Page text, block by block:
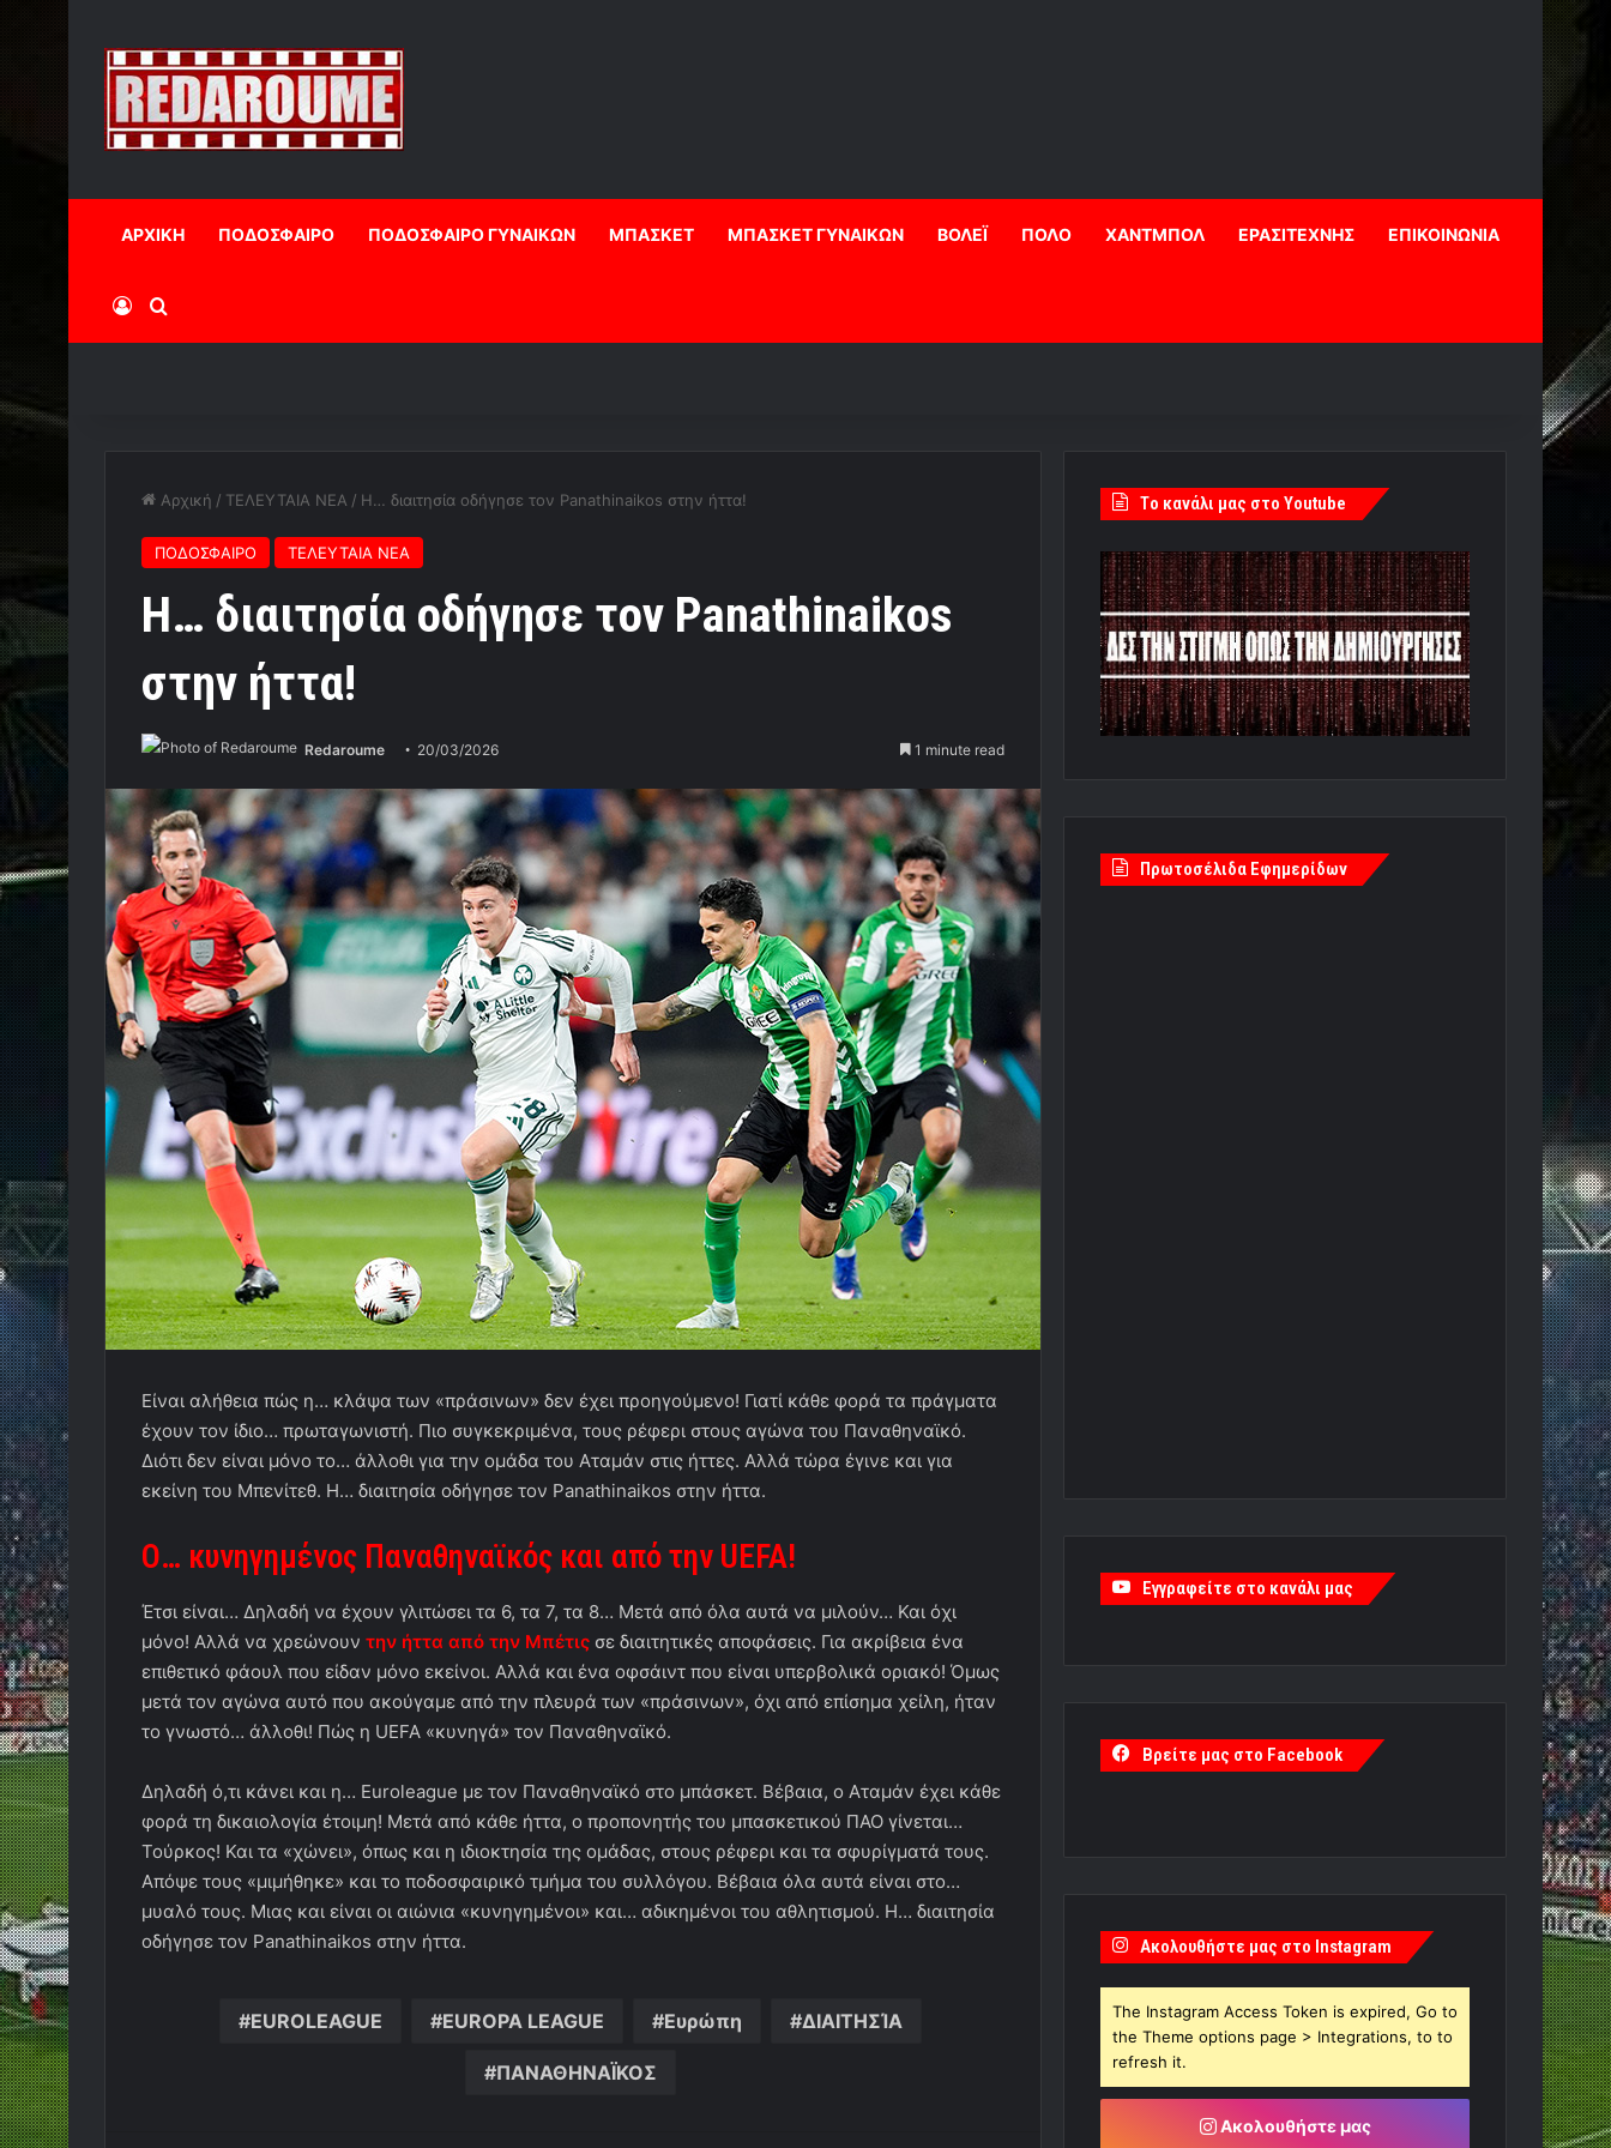
ΑΡΧΙΚΗ ΠΟΔΟΣΦΑΙΡΟ ΠΟΔΟΣΦΑΙΡΟ ΓΥΝΑΙΚΩΝ ΜΠΑΣΚΕΤ ΜΠΑΣΚΕΤ ΓΥΝΑΙΚΩΝ ΒΟΛΕΪ ΠΟΛΟ ΧΑΝΤΜΠΟΛ ΕΡΑΣΙΤΕΧΝΗΣ ΕΠΙΚΟΙΝΩΝΙΑ
Log InΑναζήτηση
Αρχική / ΤΕΛΕΥΤΑΙΑ ΝΕΑ / Η… διαιτησία οδήγησε τον Panathinaikos στην ήττα!
ΠΟΔΟΣΦΑΙΡΟ ΤΕΛΕΥΤΑΙΑ ΝΕΑ
Η… διαιτησία οδήγησε τον Panathinaikos
στην ήττα!
Redaroume 20/03/2026 1 minute read
Είναι αλήθεια πώς η… κλάψα των «πράσινων» δεν έχει προηγούμενο! Γιατί κάθε φορά τα πράγματα
έχουν τον ίδιο… πρωταγωνιστή. Πιο συγκεκριμένα, τους ρέφερι στους αγώνα του Παναθηναϊκό.
Διότι δεν είναι μόνο το… άλλοθι για την ομάδα του Αταμάν στις ήττες. Αλλά τώρα έγινε και για
εκείνη του Μπενίτεθ. Η… διαιτησία οδήγησε τον Panathinaikos στην ήττα.
Ο… κυνηγημένος Παναθηναϊκός και από την UEFA!
Έτσι είναι… Δηλαδή να έχουν γλιτώσει τα 6, τα 7, τα 8… Μετά από όλα αυτά να μιλούν… Και όχι
μόνο! Αλλά να χρεώνουν την ήττα από την Μπέτις σε διαιτητικές αποφάσεις. Για ακρίβεια ένα
επιθετικό φάουλ που είδαν μόνο εκείνοι. Αλλά και ένα οφσάιντ που είναι υπερβολικά οριακό! Όμως
μετά τον αγώνα αυτό που ακούγαμε από την πλευρά των «πράσινων», όχι από επίσημα χείλη, ήταν
το γνωστό… άλλοθι! Πώς η UEFA «κυνηγά» τον Παναθηναϊκό.
Δηλαδή ό,τι κάνει και η… Euroleague με τον Παναθηναϊκό στο μπάσκετ. Βέβαια, ο Αταμάν έχει κάθε
φορά τη δικαιολογία έτοιμη! Μετά από κάθε ήττα, ο προπονητής του μπασκετικού ΠΑΟ γίνεται…
Τούρκος! Και τα «χώνει», όπως και η ιδιοκτησία της ομάδας, στους ρέφερι και τα σφυρίγματά τους.
Απόψε τους «μιμήθηκε» και το ποδοσφαιρικό τμήμα του συλλόγου. Βέβαια όλα αυτά είναι στο…
μυαλό τους. Μιας και είναι οι αιώνια «κυνηγημένοι» και… αδικημένοι του αθλητισμού. Η… διαιτησία
οδήγησε τον Panathinaikos στην ήττα.
EUROLEAGUE EUROPA LEAGUE Eυρώπη ΔΙΑΙΤΗΣΊΑ
ΠΑΝΑΘΗΝΑΪΚΟΣ
Tο κανάλι μας στο Youtube
Πρωτοσέλιδα Εφημερίδων
Εγγραφείτε στο κανάλι μας
Βρείτε μας στο Facebook
Ακολουθήστε μας στο Instagram
The Instagram Access Token is expired, Go to
the Theme options page > Integrations, to to
refresh it.
Ακολουθήστε μας